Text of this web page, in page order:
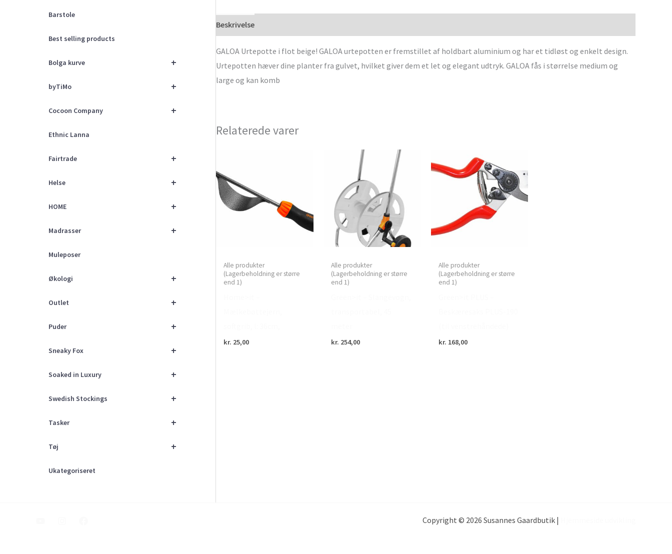
Barstole
Best selling products
+
Bolga kurve
+
byTiMo
+
Cocoon Company
Ethnic Lanna
+
Fairtrade
+
Helse
+
HOME
+
Madrasser
Muleposer
+
Økologi
+
Outlet
+
Puder
+
Sneaky Fox
+
Soaked in Luxury
+
Swedish Stockings
+
Tasker
+
Tøj
Ukategoriseret
Beskrivelse
GALOA Urtepotte i flot beige! GALOA urtepotten er fremstillet af holdbart aluminium og har et tidløst og enkelt design.
Urtepotten hæver dine planter fra gulvet, hvilket giver dem et let og elegant udtryk. GALOA fås i størrelse medium og
large og kan komb
Relaterede varer
Alle produkter
(Lagerbeholdning er større
end 1)
kr. 25,00
Alle produkter
(Lagerbeholdning er større
end 1)
kr. 254,00
Alle produkter
(Lagerbeholdning er større
end 1)
kr. 168,00
Copyright © 2026 Susannes Gaardbutik |